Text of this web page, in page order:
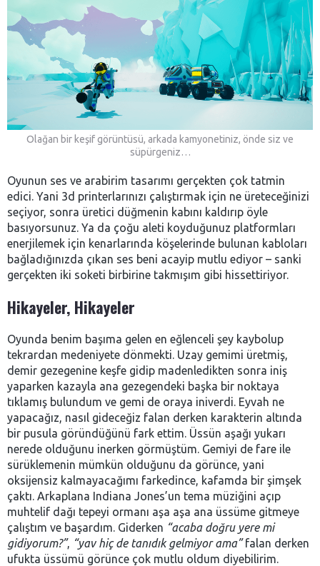
Olağan bir keşif görüntüsü, arkada kamyonetiniz, önde siz ve
süpürgeniz…
Oyunun ses ve arabirim tasarımı gerçekten çok tatmin
edici. Yani 3d printerlarınızı çalıştırmak için ne üreteceğinizi
seçiyor, sonra üretici düğmenin kabını kaldırıp öyle
basıyorsunuz. Ya da çoğu aleti koyduğunuz platformları
enerjilemek için kenarlarında köşelerinde bulunan kabloları
bağladığınızda çıkan ses beni acayip mutlu ediyor – sanki
gerçekten iki soketi birbirine takmışım gibi hissettiriyor.
Hikayeler, Hikayeler
Oyunda benim başıma gelen en eğlenceli şey kaybolup
tekrardan medeniyete dönmekti. Uzay gemimi üretmiş,
demir gezegenine keşfe gidip madenledikten sonra iniş
yaparken kazayla ana gezegendeki başka bir noktaya
tıklamış bulundum ve gemi de oraya iniverdi. Eyvah ne
yapacağız, nasıl gideceğiz falan derken karakterin altında
bir pusula göründüğünü fark ettim. Üssün aşağı yukarı
nerede olduğunu inerken görmüştüm. Gemiyi de fare ile
sürüklemenin mümkün olduğunu da görünce, yani
oksijensiz kalmayacağımı farkedince, kafamda bir şimşek
çaktı. Arkaplana Indiana Jones’un tema müziğini açıp
muhtelif dağı tepeyi ormanı aşa aşa ana üssüme gitmeye
çalıştım ve başardım. Giderken “acaba doğru yere mi
gidiyorum?”, “yav hiç de tanıdık gelmiyor ama”falan derken
ufukta üssümü görünce çok mutlu oldum diyebilirim.